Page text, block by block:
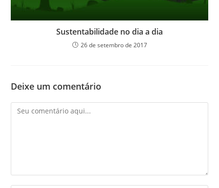
Sustentabilidade no dia a dia
26 de setembro de 2017
Deixe um comentário